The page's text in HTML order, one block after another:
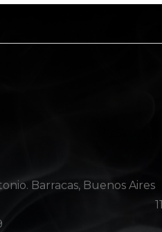
Barracas, Buenos Aires